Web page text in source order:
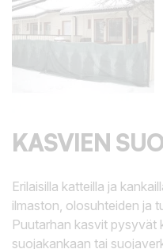
KASVIEN
Erilaisilla katteilla ja
ilmaston, olosuhteiden ja
Puutarhan kasvit pysyvät
suojakankaan tai